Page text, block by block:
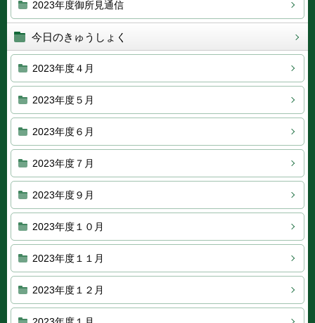
2023年度御所見通信
今日のきゅうしょく
2023年度４月
2023年度５月
2023年度６月
2023年度７月
2023年度９月
2023年度１０月
2023年度１１月
2023年度１２月